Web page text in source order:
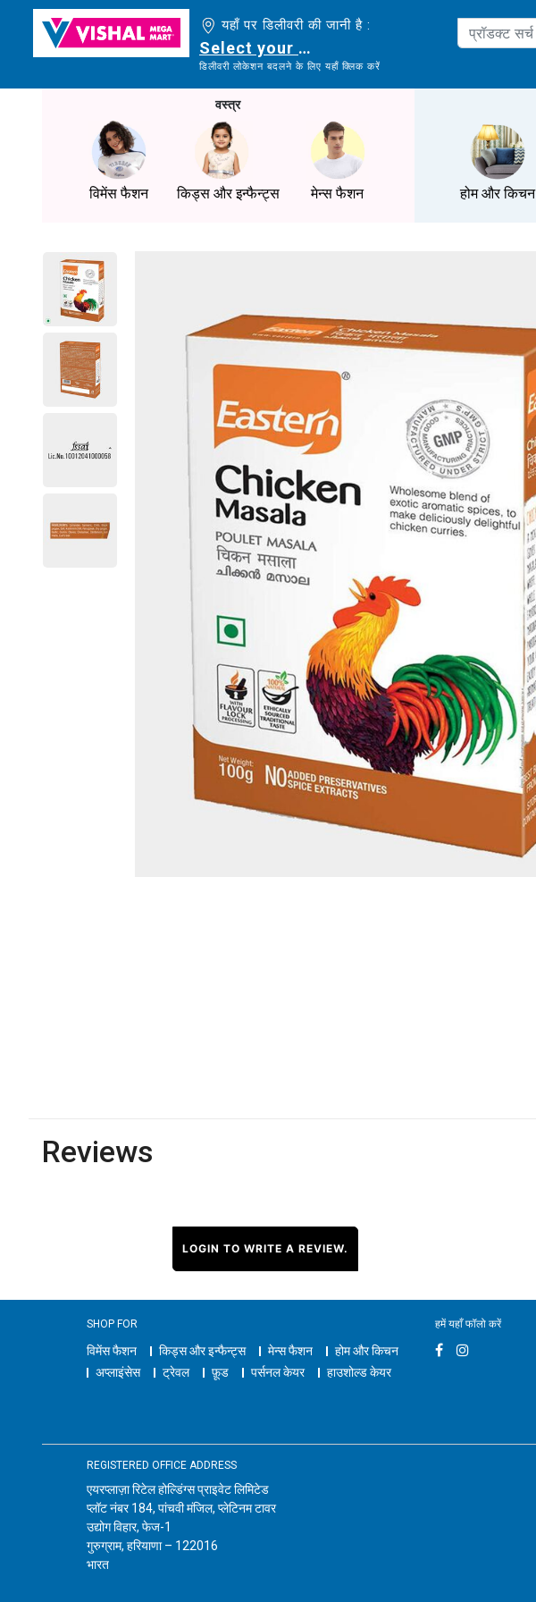
यहाँ पर डिलीवरी की जानी है :
Select your delivery location
डिलीवरी लोकेशन बदलने के लिए यहाँ क्लिक करें
वस्त्र
विमेंस फैशन किड्स और इन्फैन्ट्स मेन्स फैशन होम और किचन
Reviews
LOGIN TO WRITE A REVIEW.
SHOP FOR
विमेंस फैशन किड्स और इन्फैन्ट्स मेन्स फैशन
होम और किचन
अप्लाइंसेस
ट्रेवल फ़ूड पर्सनल केयर हाउशोल्ड केयर
हमें यहाँ फॉलो करें
REGISTERED OFFICE ADDRESS
एयरप्लाज़ा रिटेल होल्डिंग्स प्राइवेट लिमिटेड
प्लॉट नंबर 184, पांचवी मंजिल, प्लेटिनम टावर
उद्योग विहार, फेज-1
गुरुग्राम, हरियाणा – 122016
भारत